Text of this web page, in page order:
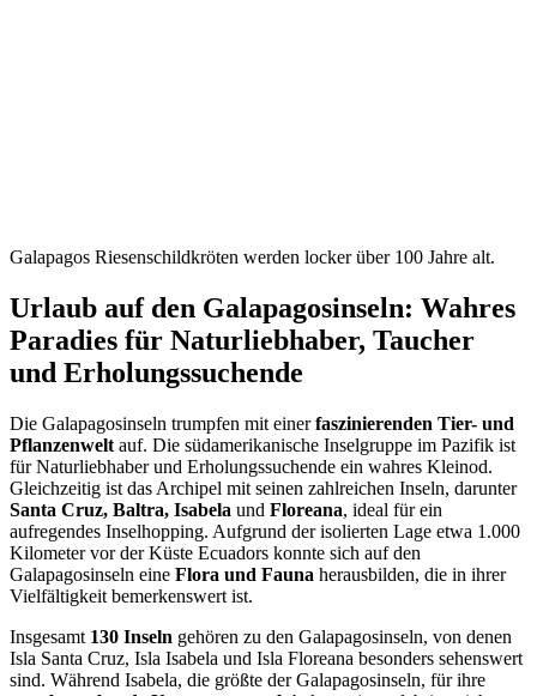
Galapagos Riesenschildkröten werden locker über 100 Jahre alt.
Urlaub auf den Galapagosinseln: Wahres
Paradies für Naturliebhaber, Taucher
und Erholungssuchende
Die Galapagosinseln trumpfen mit einerfaszinierenden Tier- und
Pflanzenwelt auf. Die südamerikanische Inselgruppe im Pazifik ist
für Naturliebhaber und Erholungssuchende ein wahres Kleinod.
Gleichzeitig ist das Archipel mit seinen zahlreichen Inseln, darunter
Santa Cruz, Baltra, Isabela und Floreana, ideal für ein
aufregendes Inselhopping. Aufgrund der isolierten Lage etwa 1.000
Kilometer vor der Küste Ecuadors konnte sich auf den
Galapagosinseln eine Flora und Fauna herausbilden, die in ihrer
Vielfältigkeit bemerkenswert ist.
Insgesamt 130 Inseln gehören zu den Galapagosinseln, von denen
Isla Santa Cruz, Isla Isabela und Isla Floreana besonders sehenswert
sind. Während Isabela, die größte der Galapagosinseln, für ihre